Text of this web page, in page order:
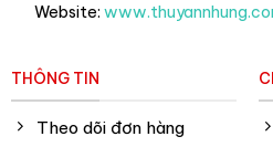
Website:
THÔNG TIN
Theo dõi đơn hàng